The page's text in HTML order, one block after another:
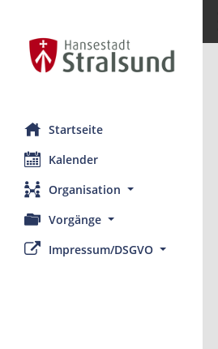
Startseite
Kalender
Organisation
Vorgänge
Impressum/DSGVO